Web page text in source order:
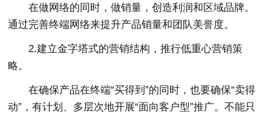
在做网络的同时，做销量，创造利润和区域品牌。
通过完善终端网络来提升产品销量和团队美誉度。
2.建立金字塔式的营销结构，推行低重心营销策
略。
在确保产品在终端“买得到”的同时，也要确保“卖得
动”，有计划、多层次地开展“面向客户型”推广。不能只